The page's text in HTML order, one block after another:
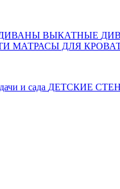
ВЫКАТНЫЕ
МАТРАСЫ ДЛЯ
и сада ДЕТСКИЕ